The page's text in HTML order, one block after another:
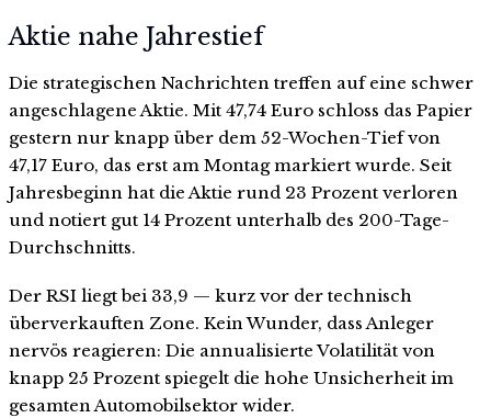
Aktie nahe Jahrestief
Die strategischen Nachrichten treffen auf eine schwer
angeschlagene Aktie. Mit 47,74 Euro schloss das Papier
gestern nur knapp über dem 52-Wochen-Tief von
47,17 Euro, das erst am Montag markiert wurde. Seit
Jahresbeginn hat die Aktie rund 23 Prozent verloren
und notiert gut 14 Prozent unterhalb des 200-Tage-
Durchschnitts.
Der RSI liegt bei 33,9 — kurz vor der technisch
überverkauften Zone. Kein Wunder, dass Anleger
nervös reagieren: Die annualisierte Volatilität von
knapp 25 Prozent spiegelt die hohe Unsicherheit im
gesamten Automobilsektor wider.